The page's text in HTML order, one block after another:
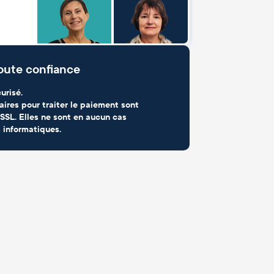
confiance
pour traiter le paiement sont
Elles ne sont en aucun cas
informatiques.